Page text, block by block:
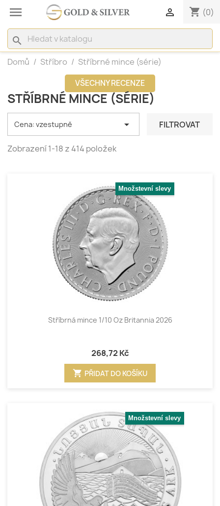
 shopping_cart (0)

search
Domů Stříbro Stříbrné mince (série)
VŠECHNY RECENZE
STŘÍBRNÉ MINCE (SÉRIE)
Cena: vzestupně  FILTROVAT
Zobrazení 1-18 z 414 položek
Množstevní slevy
Stříbrná mince 1/10 Oz Britannia 2026
268,72 Kč
shopping_cart PŘIDAT DO KOŠÍKU
Množstevní slevy